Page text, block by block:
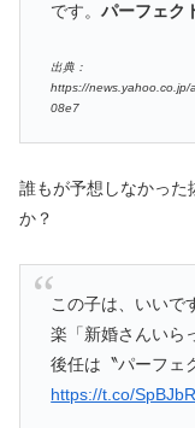
です。パーフェク
出典：
https://
08e7
誰もが予想しなかった
か？
この子は、いい
楽「新婚さんいら
後任は〝パーフェ
https://t.co/